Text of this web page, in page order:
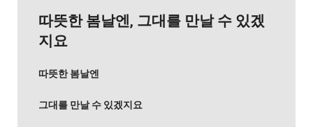
따뜻한 봄날엔, 그대를 만날 수 있겠
지요
따뜻한 봄날엔
그대를 만날 수 있겠지요